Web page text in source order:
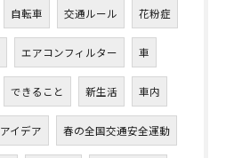
自転車 交通ルール 花粉症
エアコンフィルター 車
できること 新生活 車内
アイデア 春の全国交通安全運動